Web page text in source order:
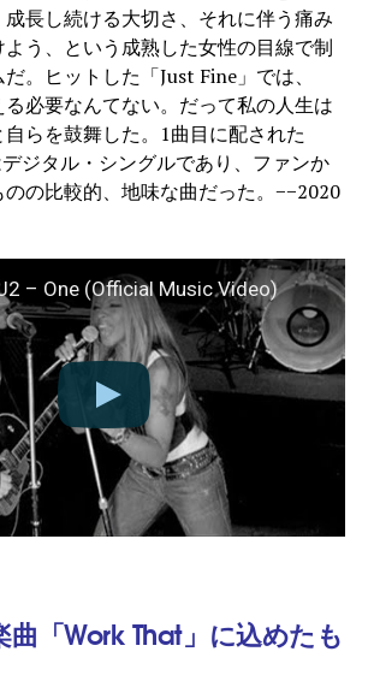
長し続ける大切さ、それに伴う痛み
よう、という成熟した女性の目線で制
。ヒットした「Just Fine」では、
る必要なんてない。だって私の人生は
らを鼓舞した。1曲目に配された
ジタル・シングルであり、ファンか
の比較的、地味な曲だった。−−2020
– One (Official Music Video)
曲「Work That」に込めたも